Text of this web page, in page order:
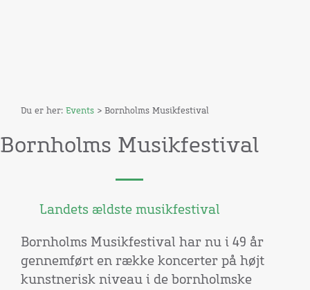
Du er her: Events > Bornholms Musikfestival
Bornholms Musikfestival
Landets ældste musikfestival
Bornholms Musikfestival har nu i 49 år
gennemført en række koncerter på højt
kunstnerisk niveau i de bornholmske